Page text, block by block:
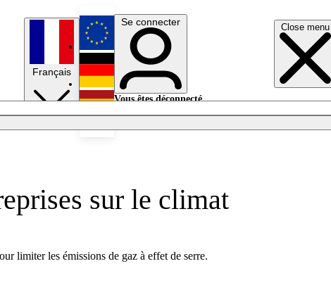
Close menu
Français
English
Deutsch
Se connecter
Vous êtes déconnecté.
sur le climat
limiter les émissions de gaz à effet de serre.